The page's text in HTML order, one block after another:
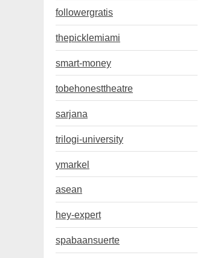
followergratis
thepicklemiami
smart-money
tobehonesttheatre
sarjana
trilogi-university
ymarkel
asean
hey-expert
spabaansuerte